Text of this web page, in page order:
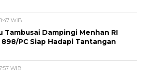
WIB
Tambusai Dampingi Menhan RI
PC Siap Hadapi Tantangan
WIB